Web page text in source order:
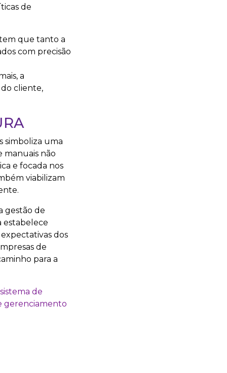
de
que tanto a
com precisão
a
cliente,
simboliza uma
manuais não
e focada nos
viabilizam
gestão de
estabelece
dos
de
para a
sistema de
gerenciamento